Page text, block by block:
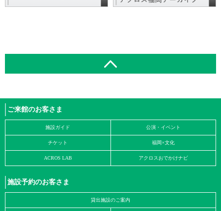
ご来館のお客さま
施設ガイド 公演・イベント
チケット 福岡×文化
ACROS LAB アクロスおでかけナビ
施設予約のお客さま
貸出施設のご案内